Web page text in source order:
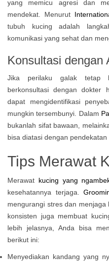
yang memicu agresi dan
mendekat. Menurut
tubuh kucing adalah
komunikasi yang sehat dan
Konsultasi dengan
Jika perilaku galak tetap
berkonsultasi dengan dokter
dapat mengidentifikasi
mungkin tersembunyi. Dalam
bukanlah sifat bawaan,
bisa diatasi dengan pendekatan
Tips Merawat
Merawat kucing yang
kesehatannya terjaga.
mengurangi stres dan
konsisten juga membuat
lebih jelasnya, Anda bisa
berikut ini:
Menyediakan kandang yang